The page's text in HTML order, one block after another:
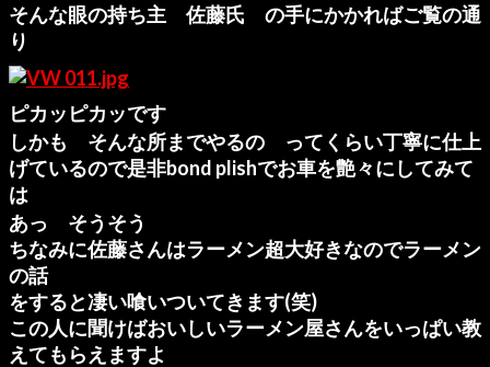
そんな眼の持ち主 佐藤氏 の手にかかればご覧の通
り
ピカッピカッです
しかも そんな所までやるの ってくらい丁寧に仕上
げているので是非bond plishでお車を艶々にしてみて
は
あっ そうそう
ちなみに佐藤さんはラーメン超大好きなのでラーメン
の話
をすると凄い喰いついてきます(笑)
この人に聞けばおいしいラーメン屋さんをいっぱい教
えてもらえますよ